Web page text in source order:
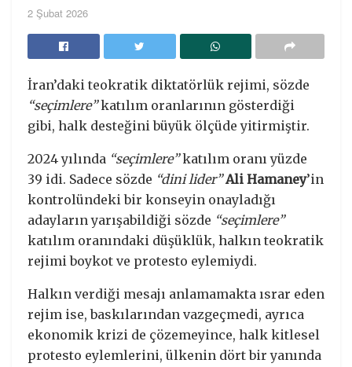
2 Şubat 2026
İran’daki teokratik diktatörlük rejimi, sözde
“seçimlere”katılım oranlarının gösterdiği
gibi, halk desteğini büyük ölçüde yitirmiştir.
2024 yılında “seçimlere”katılım oranı yüzde
39 idi. Sadece sözde “dini lider”Ali Hamaney’in
kontrolündeki bir konseyin onayladığı
adayların yarışabildiği sözde “seçimlere”
katılım oranındaki düşüklük, halkın teokratik
rejimi boykot ve protesto eylemiydi.
Halkın verdiği mesajı anlamamakta ısrar eden
rejim ise, baskılarından vazgeçmedi, ayrıca
ekonomik krizi de çözemeyince, halk kitlesel
protesto eylemlerini, ülkenin dört bir yanında